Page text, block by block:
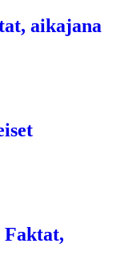
aikajana
Faktat,